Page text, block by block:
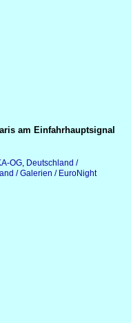
am Einfahrhauptsignal
OG, Deutschland /
/ Galerien / EuroNight